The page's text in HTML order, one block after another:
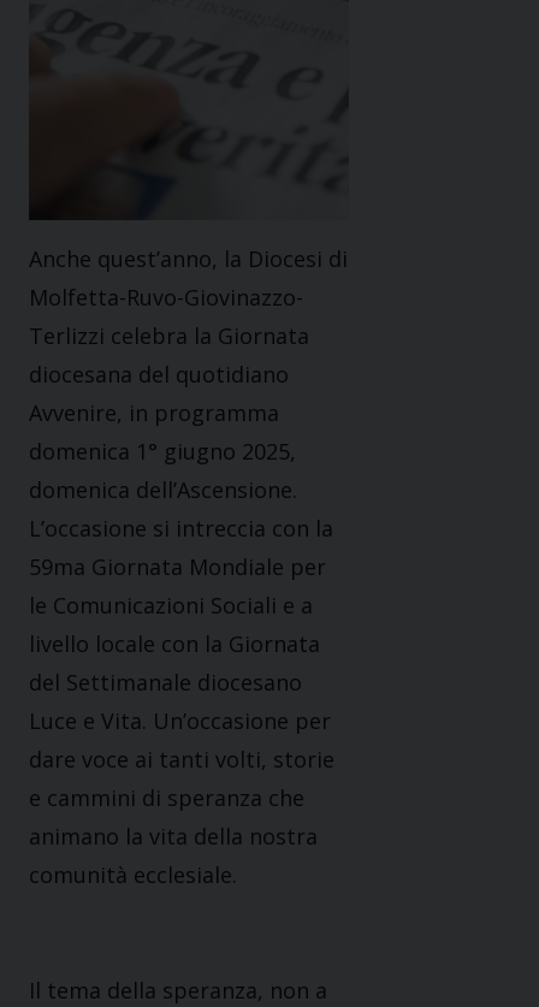
Anche quest’anno, la Diocesi di
Molfetta-Ruvo-Giovinazzo-
Terlizzi celebra la Giornata
diocesana del quotidiano
Avvenire, in programma
domenica 1° giugno 2025,
domenica dell’Ascensione.
L’occasione si intreccia con la
59ma Giornata Mondiale per
le Comunicazioni Sociali e a
livello locale con la Giornata
del Settimanale diocesano
Luce e Vita. Un’occasione per
dare voce ai tanti volti, storie
e cammini di speranza che
animano la vita della nostra
comunità ecclesiale.
Il tema della speranza, non a